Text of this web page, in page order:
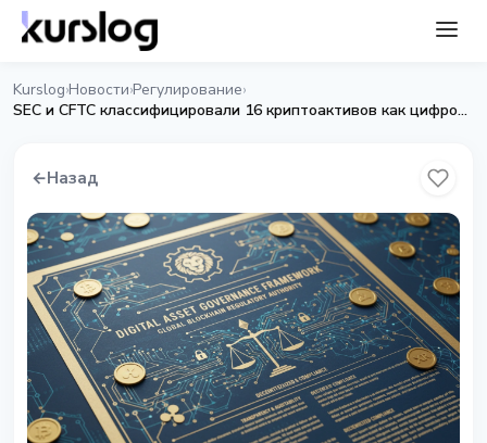
Kurslog›Новости›Регулирование›
SEC и CFTC классифицировали 16 криптоактивов как цифровые товары
←Назад